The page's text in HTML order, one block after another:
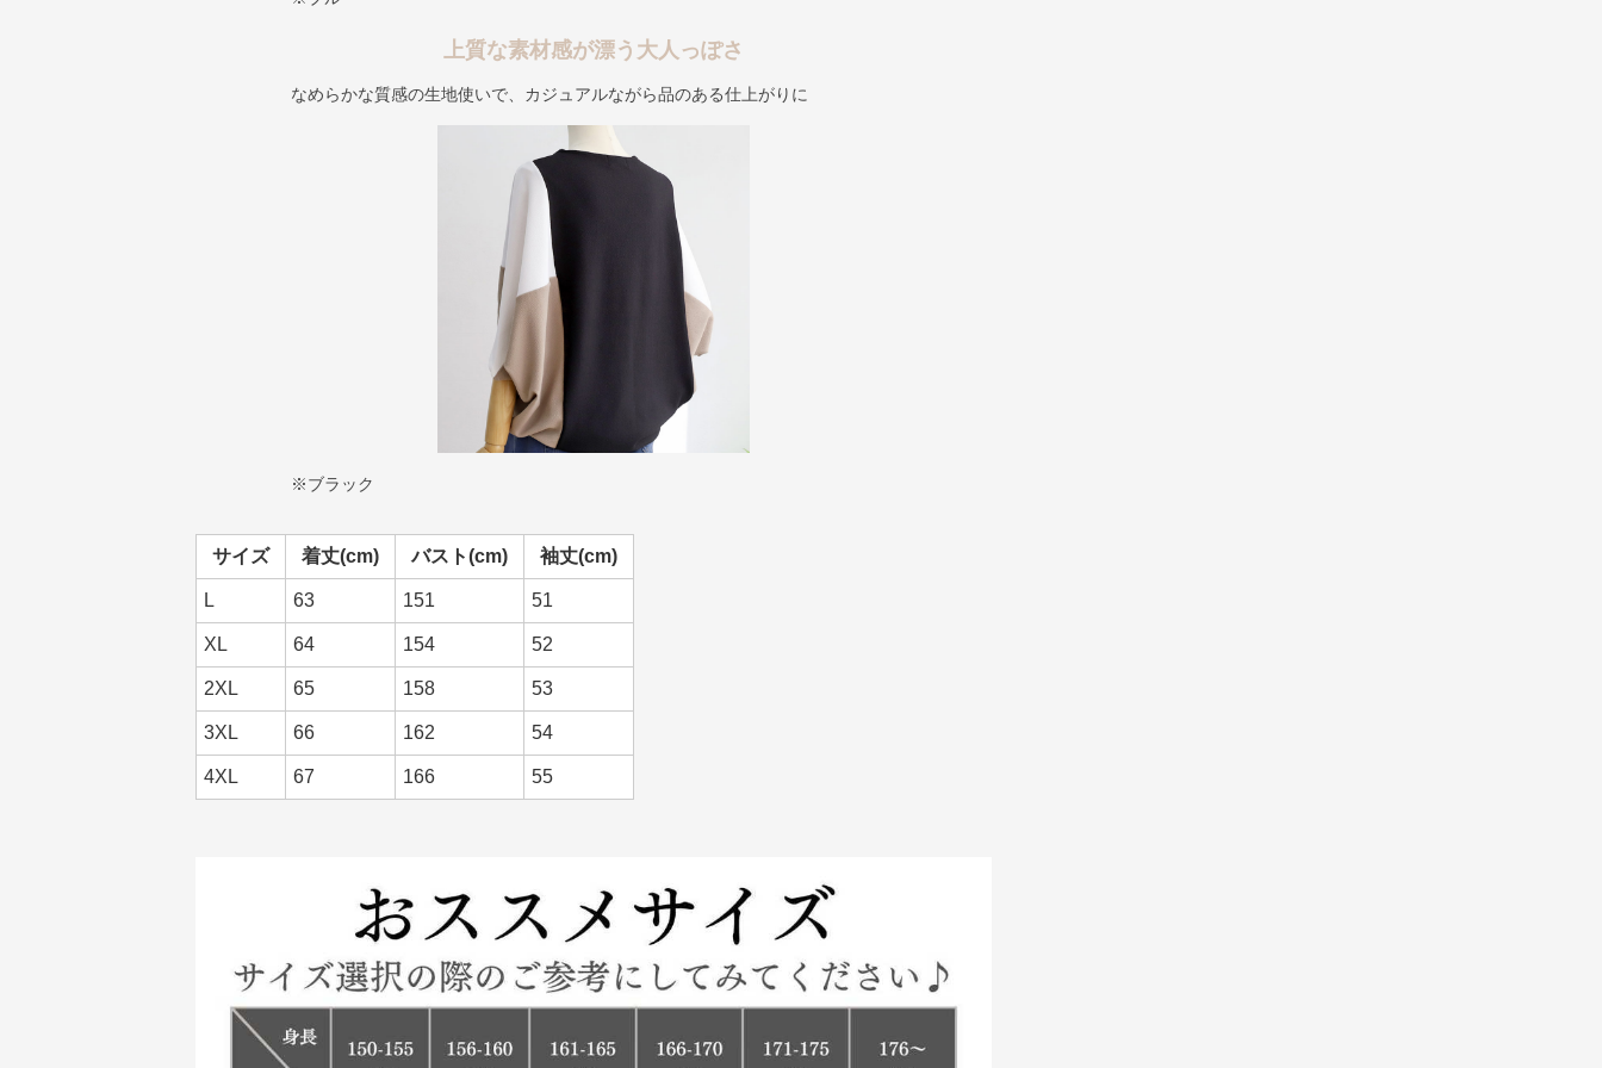
上質な素材感が漂う大人っぽさ
なめらかな質感の生地使いで、カジュアルながら品のある仕上がりに
※ブラック
サイズ 着丈(cm) バスト(cm) 袖丈(cm)
L 63 151 51
XL 64 154 52
2XL 65 158 53
3XL 66 162 54
4XL 67 166 55